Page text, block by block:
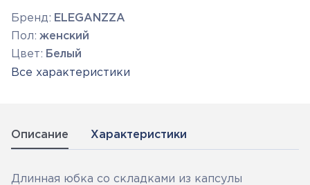
Бренд: ELEGANZZA
Пол: женский
Цвет: Белый
Все характеристики
Описание Характеристики
Длинная юбка со складками из капсулы